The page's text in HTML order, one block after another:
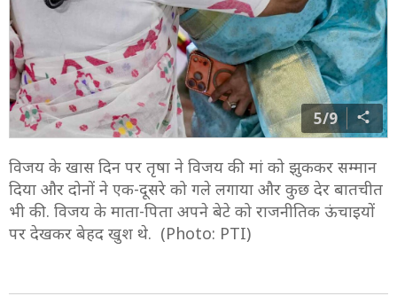
5/9
विजय के खास दिन पर तृषा ने विजय की मां को झुककर सम्मान
दिया और दोनों ने एक-दूसरे को गले लगाया और कुछ देर बातचीत
भी की. विजय के माता-पिता अपने बेटे को राजनीतिक ऊंचाइयों
पर देखकर बेहद खुश थे. (Photo: PTI)